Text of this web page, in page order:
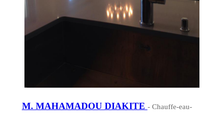
M. MAHAMADOU DIAKITE - Chauffe-eau-